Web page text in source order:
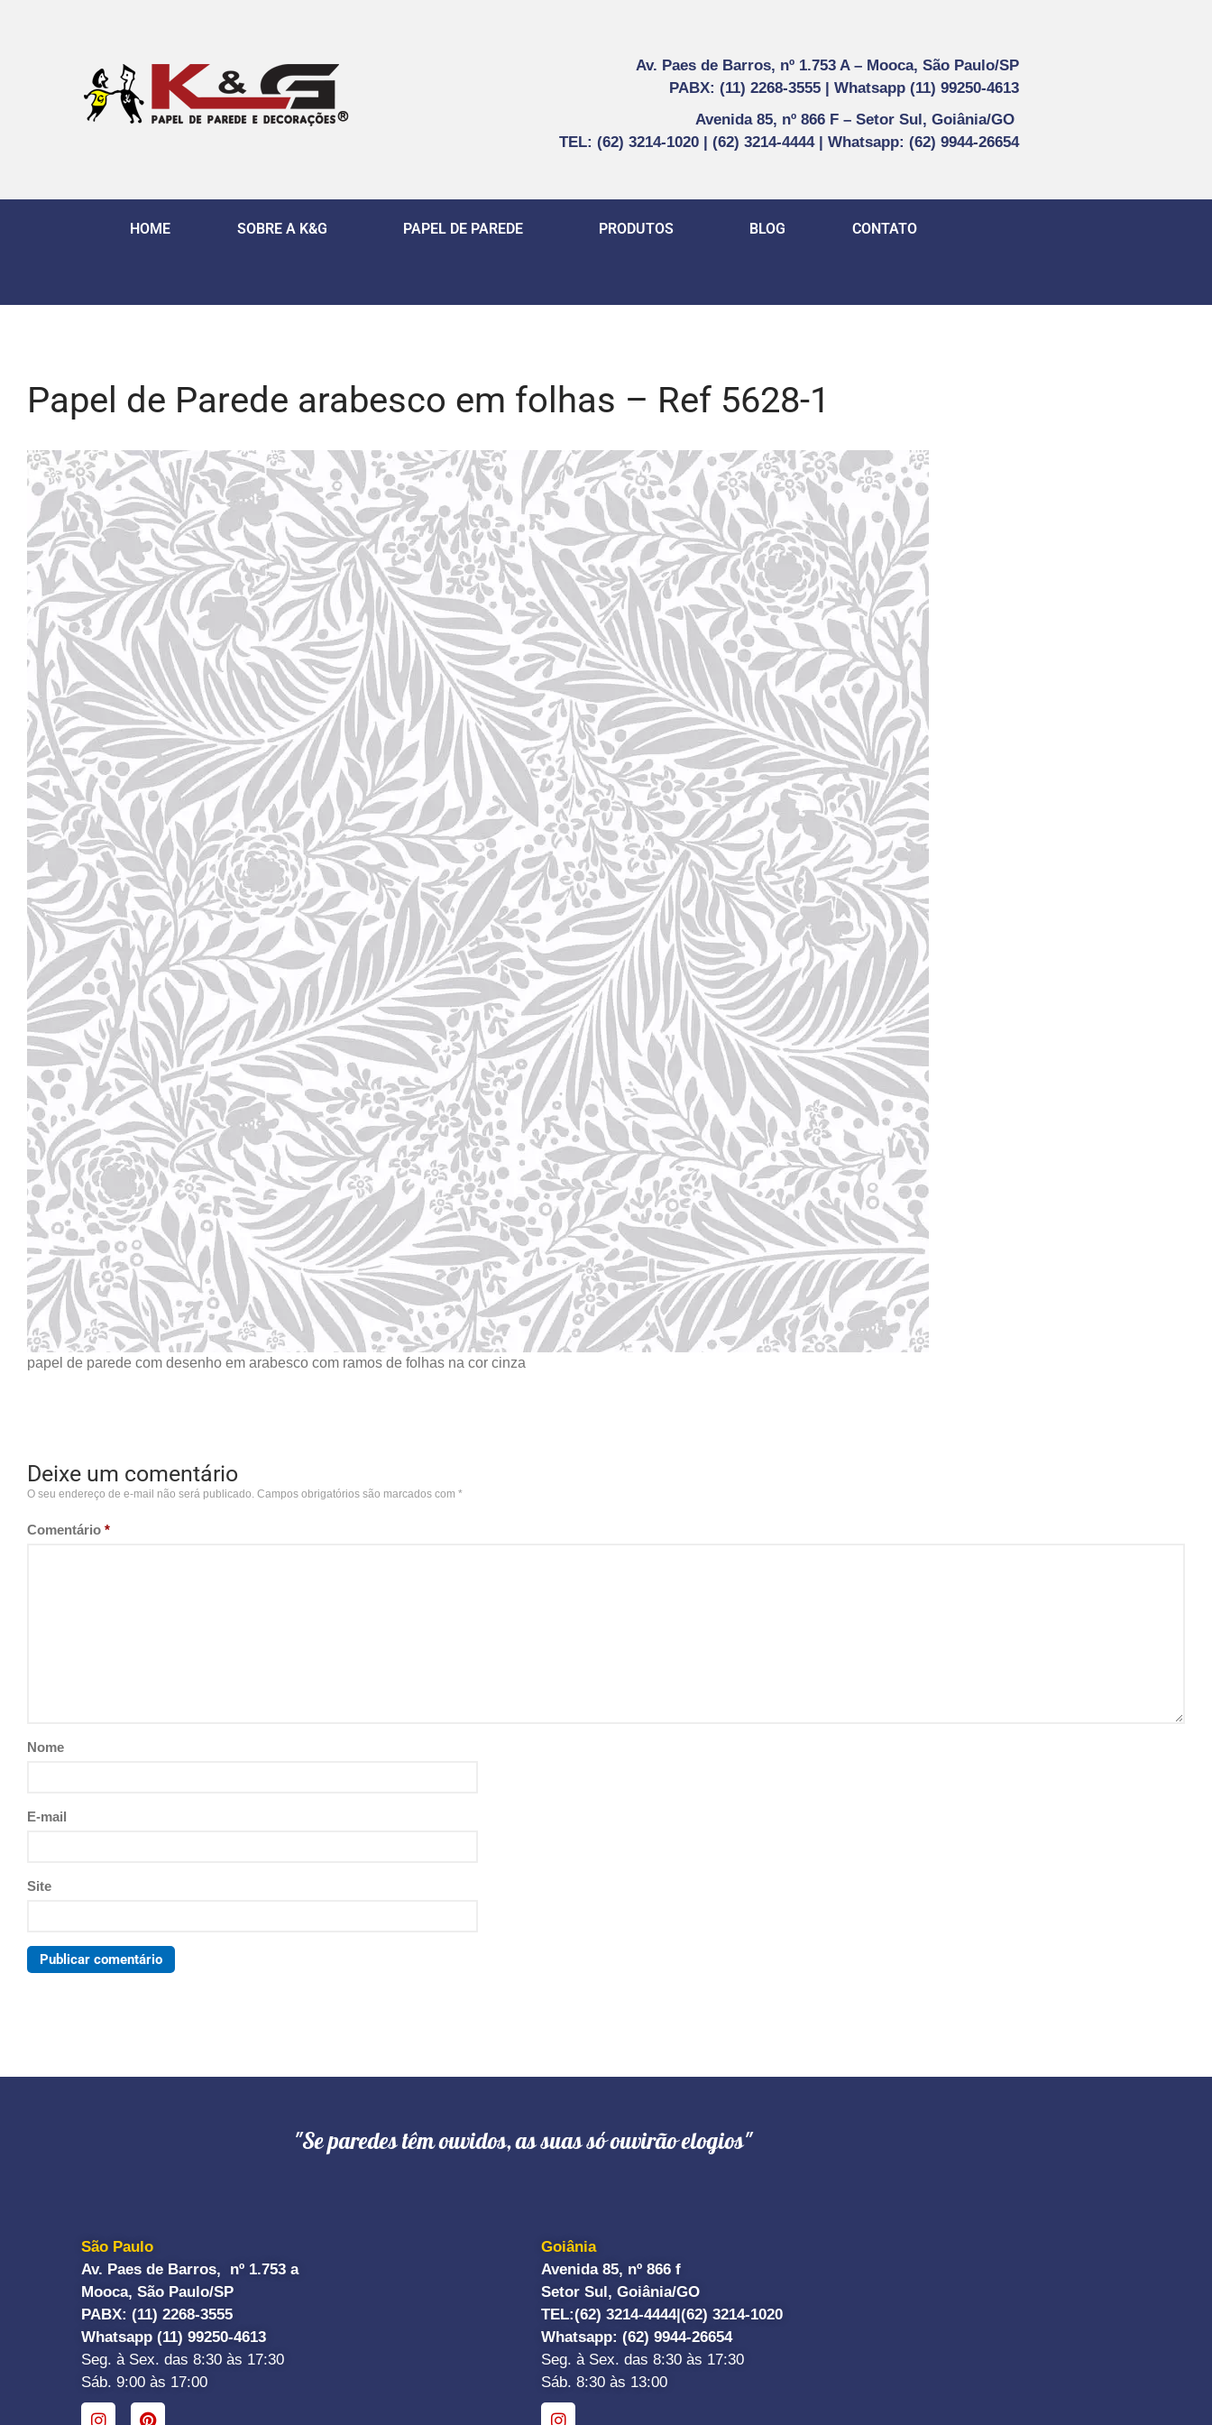
Av. Paes de Barros, nº 1.753 A – Mooca, São Paulo/SP
PABX: (11) 2268-3555 | Whatsapp (11) 99250-4613
Avenida 85, nº 866 F – Setor Sul, Goiânia/GO
TEL: (62) 3214-1020 | (62) 3214-4444 | Whatsapp: (62) 9944-26654
HOME SOBRE A K&G PAPEL DE PAREDE PRODUTOS BLOG CONTATO
Papel de Parede arabesco em folhas – Ref 5628-1
papel de parede com desenho em arabesco com ramos de folhas na cor cinza
Deixe um comentário
O seu endereço de e-mail não será publicado. Campos obrigatórios são marcados com *
Comentário *
Nome
E-mail
Site
"Se paredes têm ouvidos, as suas só ouvirão elogios"
São Paulo
Av. Paes de Barros, nº 1.753 a
Mooca, São Paulo/SP
PABX: (11) 2268-3555
Whatsapp (11) 99250-4613
Seg. à Sex. das 8:30 às 17:30
Sáb. 9:00 às 17:00
Goiânia
Avenida 85, nº 866 f
Setor Sul, Goiânia/GO
TEL:(62) 3214-4444| (62) 3214-1020
Whatsapp: (62) 9944-26654
Seg. à Sex. das 8:30 às 17:30
Sáb. 8:30 às 13:00